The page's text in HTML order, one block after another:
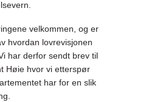
velkommen, og er
hvordan lovrevisjonen
har derfor sendt brev til
Høie hvor vi etterspør
har for en slik